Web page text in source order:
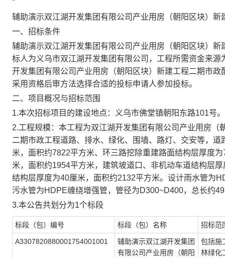
辅助演示双江湖开发集团有限公司产业用房（朝阳区块）
一、招标条件
辅助演示双江湖开发集团有限公司产业用房（朝阳区块）
标人为义乌市双江湖开发集团有限公司，工程所需资金来
开发集团有限公司产业用房（朝阳区块）新建工程二期市
采用资格后审方法选择合适的投标申请人参加投标。
二、项目概况与招标范围
1.本次招标项目的建设地点：义乌市佛堂镇朝阳东路101号。
2.工程规模：本工程为双江湖开发集团有限公司产业用房
二期市政工程道路、排水、绿化、围墙、路灯、交安等，
米，面积约7822平方米、环三路挖除重建路面结构层厚度
米，面积约1954平方米，建筑坡道口、非机动车道结构层
结构层厚度为40厘米，面积约2132平方米。设计雨水管为
污水管为HDPE缠绕增强管，管径为D300~D400，总长约
3.本公告共划分为1个标段
标段（包）编号 标段（包）名称 招标范
A3307820880001754001001
辅助演示双江湖开发集团
有限公司产业用房（朝阳
包括施
林绿化